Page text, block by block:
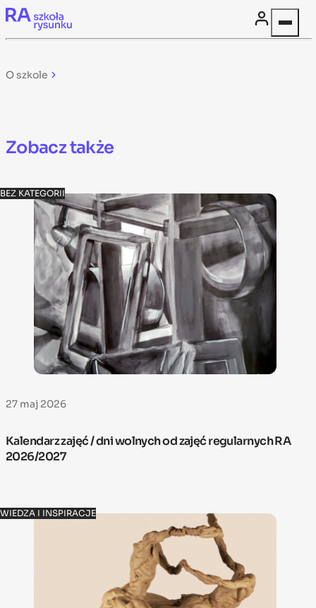
Skip to content
O szkole
Zobacz także
BEZ KATEGORII
27 maj 2026
Kalendarz zajęć / dni wolnych od zajęć regularnych RA
2026/2027
WIEDZA I INSPIRACJE